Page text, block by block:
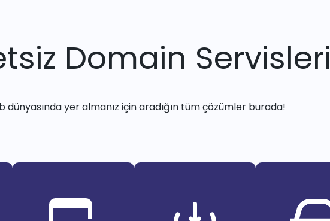
Domain Servisleri
dünyasında yer almanız için aradığın tüm çözümler burada!